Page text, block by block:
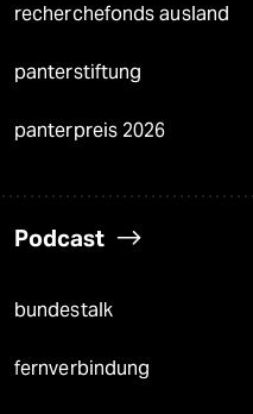
recherchefonds ausland
panterstiftung
panterpreis 2026
Podcast
bundestalk
fernverbindung